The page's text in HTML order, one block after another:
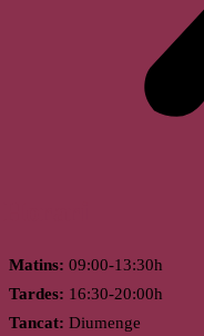
Matins: 09:00-13:30h
Tardes: 16:30-20:00h
Tancat: Diumenge